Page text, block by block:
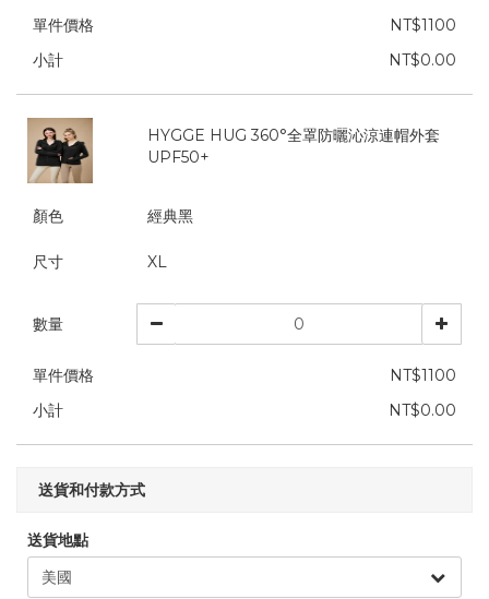
單件價格
NT$1100
小計
NT$0.00
HYGGE HUG 360°全罩防曬沁涼連帽外套
UPF50+
顏色 經典黑
尺寸 XL
數量
單件價格
NT$1100
小計
NT$0.00
送貨和付款方式
送貨地點